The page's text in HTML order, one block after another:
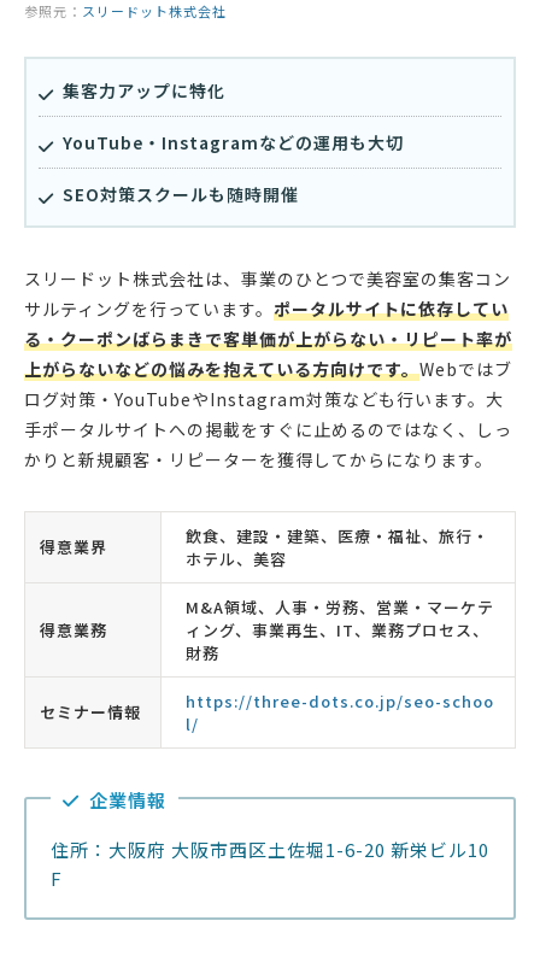
参照元： スリードット株式会社
集客力アップに特化
YouTube・Instagramなどの運用も大切
SEO対策スクールも随時開催
スリードット株式会社は、事業のひとつで美容室の集客コン
サルティングを行っています。 ポータルサイトに依存してい
る・クーポンばらまきで客単価が上がらない・リピート率が
上がらないなどの悩みを抱えている方向けです。Webではブ
ログ対策・YouTubeやInstagram対策なども行います。大
手ポータルサイトへの掲載をすぐに止めるのではなく、しっ
かりと新規顧客・リピーターを獲得してからになります。
得意業界
飲食、建設・建築、医療・福祉、旅行・
ホテル、美容
得意業務
M&A領域、人事・労務、営業・マーケテ
ィング、事業再生、IT、業務プロセス、
財務
セミナー情報
https://three-dots.co.jp/seo-schoo
l/
企業情報
住所：大阪府 大阪市西区土佐堀1-6-20 新栄ビル10
F